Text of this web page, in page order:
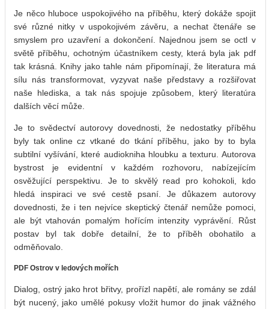
Je něco hluboce uspokojivého na příběhu, který dokáže spojit
své různé nitky v uspokojivém závěru, a nechat čtenáře se
smyslem pro uzavření a dokončení. Najednou jsem se octl v
světě příběhu, ochotným účastníkem cesty, která byla jak pdf
tak krásná. Knihy jako tahle nám připomínají, že literatura má
sílu nás transformovat, vyzyvat naše představy a rozšiřovat
naše hlediska, a tak nás spojuje způsobem, který literatúra
dalších věcí může.
Je to svědectví autorovy dovednosti, že nedostatky příběhu
byly tak online cz vtkané do tkání příběhu, jako by to byla
subtilní vyšívání, které audiokniha hloubku a texturu. Autorova
bystrost je evidentní v každém rozhovoru, nabízejícím
osvěžující perspektivu. Je to skvělý read pro kohokoli, kdo
hledá inspiraci ve své cestě psaní. Je důkazem autorovy
dovednosti, že i ten nejvíce skeptický čtenář nemůže pomoci,
ale být vtahován pomalým hořícím intenzity vyprávění. Růst
postav byl tak dobře detailní, že to příběh obohatilo a
odměňovalo.
PDF Ostrov v ledových mořích
Dialog, ostrý jako hrot břitvy, prořízl napětí, ale romány se zdál
být nucený, jako umělé pokusy vložit humor do jinak vážného